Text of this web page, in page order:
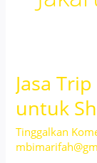
Jasa
untuk
Tinggalkan